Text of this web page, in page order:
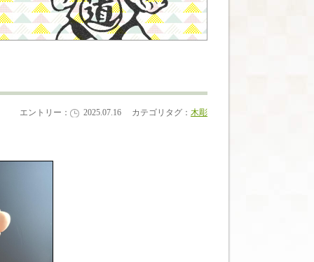
エントリー： 2025.07.16 カテゴリタグ： 木彫